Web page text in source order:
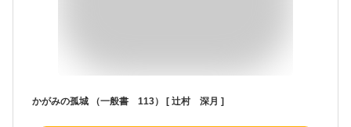
かがみの孤城 （一般書 113） [ 辻村 深月 ]